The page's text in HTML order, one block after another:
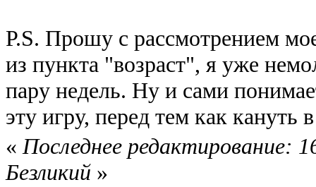
P.S. Прошу с рассмотрением
из пункта "возраст", я уже
пару недель. Ну и сами
эту игру, перед тем как кануть
« Последнее редактирование:
Безликий »